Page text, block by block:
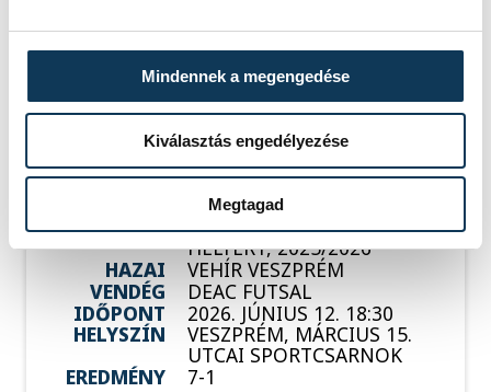
Mindennek a megengedése
Kiválasztás engedélyezése
Megtagad
DEBRECENI EGYETEMI
SPORTARÉNA
EREDMÉNY
1-3
RÉSZLETEK
SOROZAT FÉRFI FUTSAL NB I, A 3.
HELYÉRT, 2025/2026
HAZAI
VEHÍR VESZPRÉM
VENDÉG
DEAC FUTSAL
IDŐPONT
2026. JÚNIUS 12. 18:30
HELYSZÍN
VESZPRÉM, MÁRCIUS 15.
UTCAI SPORTCSARNOK
EREDMÉNY
7-1